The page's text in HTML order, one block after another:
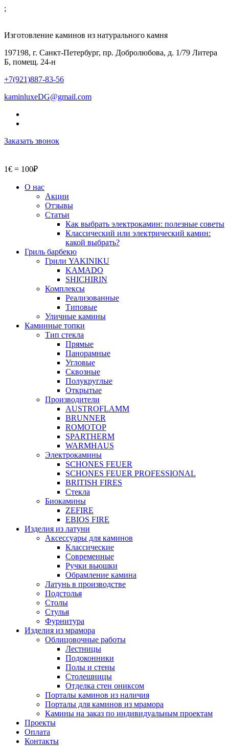
;
Изготовление каминов из натурального камня
197198, г. Санкт-Петербург, пр. Добролюбова, д. 1/79 Литера
Б, помещ. 24-н
+7(921)887-83-56
kaminluxeDG@gmail.com
Заказать звонок
1€ = 100₽
О нас
Акции
Отзывы
Статьи
Как выбрать электрокамин: полезные советы
Классический или электрический камин:
какой выбрать?
Гриль барбекю
Грили YAKINIKU
KAMADO
SHICHIRIN
Комплексы
Реализованные
Типовые
Уличные камины
Каминные топки
Тип стекла
Прямые
Панорамные
Угловые
Сквозные
Полукруглые
Открытые
Производители
AUSTROFLAMM
BRUNNER
ROMOTOP
SPARTHERM
WARMHAUS
Электрокамины
SCHONES FEUER
SCHONES FEUER PROFESSIONAL
BRITISH FIRES
Стекла
Биокамины
ZEFIRE
EBIOS FIRE
Изделия из латуни
Аксессуары для каминов
Классические
Современные
Ручки вьюшки
Обрамление камина
Латунь в производстве
Подстолья
Столы
Стулья
Фурнитура
Изделия из мрамора
Облицовочные работы
Лестницы
Подоконники
Полы и стены
Столешницы
Отделка стен ониксом
Порталы каминов из наличия
Порталы для каминов из мрамора
Камины на заказ по индивидуальным проектам
Проекты
Оплата
Контакты